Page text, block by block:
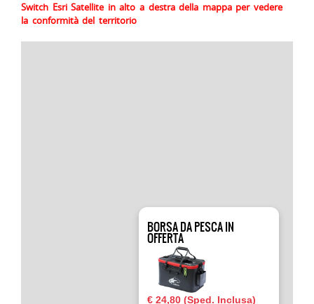
Switch Esri Satellite in alto a destra della mappa per vedere
la conformità del territorio
BORSA DA PESCA IN
OFFERTA
€ 24,80 (Sped. Inclusa)